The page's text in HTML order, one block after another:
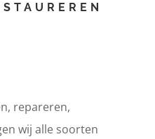
repareren,
wij alle soorten